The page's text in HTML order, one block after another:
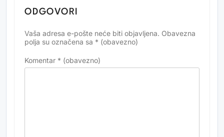
ODGOVORI
Vaša adresa e-pošte neće biti objavljena. Obavezna
polja su označena sa * (obavezno)
Komentar * (obavezno)
Alternative: